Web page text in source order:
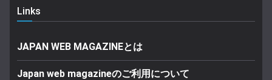
Links
JAPAN WEB MAGAZINEとは
Japan web magazineのご利用について